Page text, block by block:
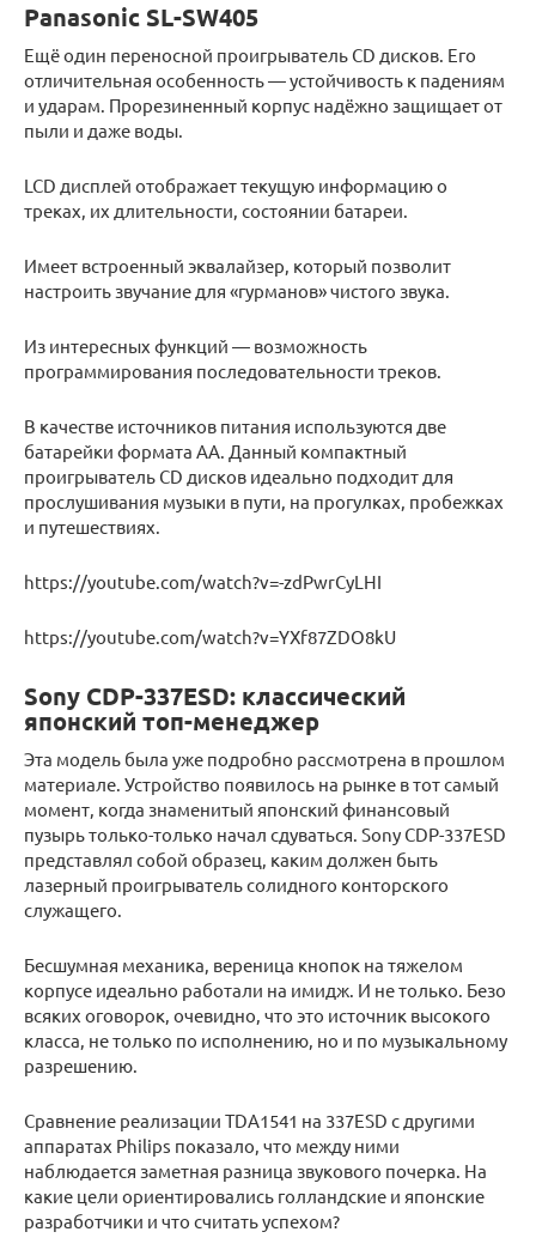
Panasonic SL-SW405
Ещё один переносной проигрыватель CD дисков. Его
отличительная особенность — устойчивость к падениям
и ударам. Прорезиненный корпус надёжно защищает от
пыли и даже воды.
LCD дисплей отображает текущую информацию о
треках, их длительности, состоянии батареи.
Имеет встроенный эквалайзер, который позволит
настроить звучание для «гурманов» чистого звука.
Из интересных функций — возможность
программирования последовательности треков.
В качестве источников питания используются две
батарейки формата AA. Данный компактный
проигрыватель CD дисков идеально подходит для
прослушивания музыки в пути, на прогулках, пробежках
и путешествиях.
https://youtube.com/watch?v=-zdPwrCyLHI
https://youtube.com/watch?v=YXf87ZDO8kU
Sony CDP-337ESD: классический
японский топ-менеджер
Эта модель была уже подробно рассмотрена в прошлом
материале. Устройство появилось на рынке в тот самый
момент, когда знаменитый японский финансовый
пузырь только-только начал сдуваться. Sony CDP-337ESD
представлял собой образец, каким должен быть
лазерный проигрыватель солидного конторского
служащего.
Бесшумная механика, вереница кнопок на тяжелом
корпусе идеально работали на имидж. И не только. Безо
всяких оговорок, очевидно, что это источник высокого
класса, не только по исполнению, но и по музыкальному
разрешению.
Сравнение реализации TDA1541 на 337ESD c другими
аппаратах Philips показало, что между ними
наблюдается заметная разница звукового почерка. На
какие цели ориентировались голландские и японские
разработчики и что считать успехом?